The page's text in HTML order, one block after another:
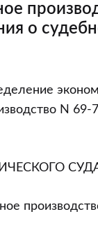
о
N